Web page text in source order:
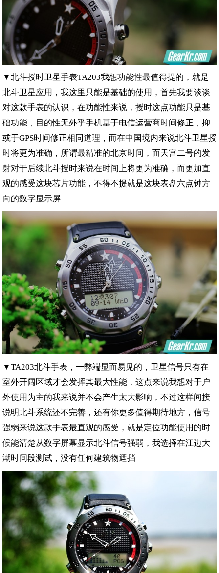
▼北斗授时卫星手表TA203我想功能性最值得提的，就是
北斗卫星应用，我这里只能是基础的使用，首先我要谈谈
对这款手表的认识，在功能性来说，授时这点功能只是基
础功能，目的性无外乎手机基于电信运营商时间修正，抑
或于GPS时间修正相同道理，而在中国境内来说北斗卫星授
时将更为准确，所谓最精准的北京时间，而天宫二号的发
射对于后续北斗授时来说在时间上将更为准确，而更加直
观的感受这块芯片功能，不得不提就是这块表盘六点钟方
向的数字显示屏
▼TA203北斗手表，一弊端显而易见的，卫星信号只有在
室外开阔区域才会发挥其最大性能，这点来说我想对于户
外使用为主的我来说并不会产生太大影响，不过这样间接
说明北斗系统还不完善，还有你更多值得期待地方，信号
强弱来说这款手表最直观的感受，就是定位功能使用的时
候能清楚从数字屏幕显示北斗信号强弱，我选择在江边大
潮时间段测试，没有任何建筑物遮挡